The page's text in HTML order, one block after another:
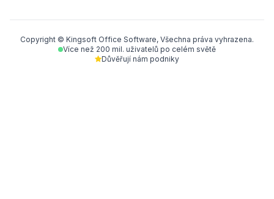
Copyright © Kingsoft Office Software, Všechna práva vyhrazena.
Více než 200 mil. uživatelů po celém světě
Důvěřují nám podniky